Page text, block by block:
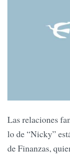
Las relaciones
lo de “Nicky”
de Finanzas,